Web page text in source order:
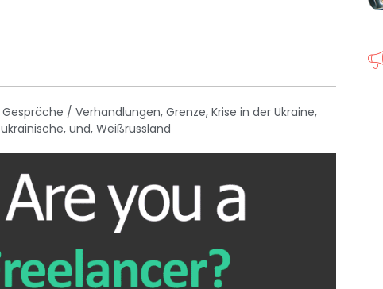
Gespräche / Verhandlungen, Grenze, Krise in der Ukraine,
ukrainische, und, Weißrussland